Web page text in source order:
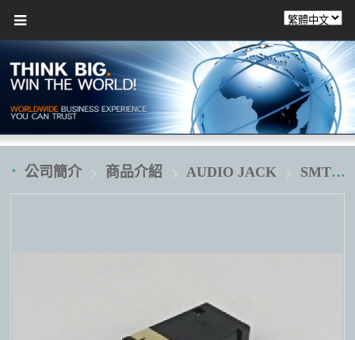
公司簡介 商品介紹 AUDIO JACK SMT 貼板式